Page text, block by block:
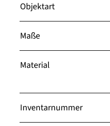
Objektart
Maße
Material
Inventarnummer